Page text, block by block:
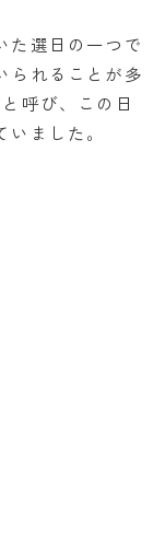
た選日の一つで
られることが多
呼び、この日
ました。